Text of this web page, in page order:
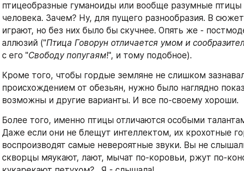
птицеобразные гуманоиды или вообще разумные
человека. Зачем? Ну, для пущего разнообразия. В
играют, но без них было бы скучнее. Опять же -
аллюзий ("Птица Говорун отличается умом и
с его "Свободу попугаям!", и тому подобное).
Кроме того, чтобы гордые земляне не слишком
происхождением от обезьян, нужно было наглядно
возможны и другие варианты. И все по-своему хороши.
Более того, именно птицы отличаются особыми
Даже если они не блещут интеллектом, их крохотные
воспроизводят самые невероятные звуки. Вы не
скворцы мяукают, лают, мычат по-коровьи, ржут по-